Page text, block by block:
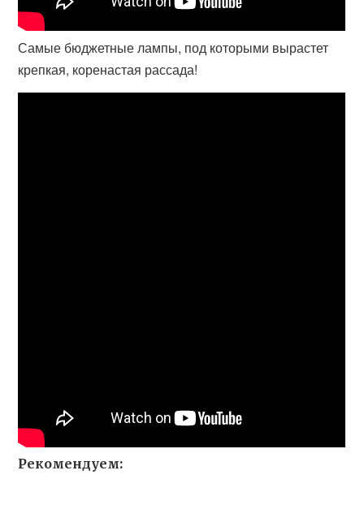
Самые бюджетные лампы, под которыми вырастет
крепкая, коренастая рассада!
Рекомендуем: